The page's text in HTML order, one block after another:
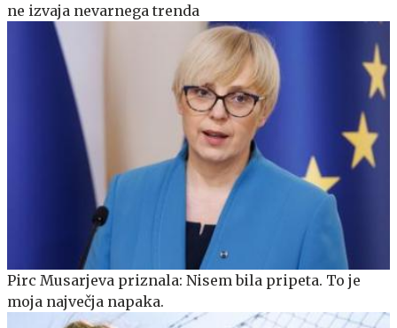
ne izvaja nevarnega trenda
Pirc Musarjeva priznala: Nisem bila pripeta. To je
moja največja napaka.